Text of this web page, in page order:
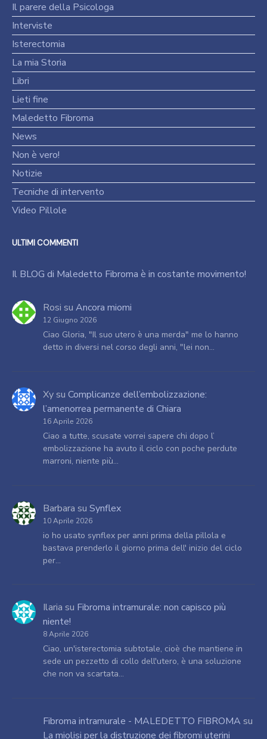
Il parere della Psicologa
Interviste
Isterectomia
La mia Storia
Libri
Lieti fine
Maledetto Fibroma
News
Non è vero!
Notizie
Tecniche di intervento
Video Pillole
ULTIMI COMMENTI
Il BLOG di Maledetto Fibroma è in costante movimento!
Rosi su Ancora miomi
12 Giugno 2026
Ciao Gloria, "Il suo utero è una merda" me lo hanno
detto in diversi nel corso degli anni, "lei non…
Xysu Complicanze dell’embolizzazione:
l’amenorrea permanente di Chiara
16 Aprile 2026
Ciao a tutte, scusate vorrei sapere chi dopo l’
embolizzazione ha avuto il ciclo con poche perdute
marroni, niente più…
Barbara su Synflex
10 Aprile 2026
io ho usato synflex per anni prima della pillola e
bastava prenderlo il giorno prima dell' inizio del ciclo
per…
Ilaria su Fibroma intramurale: non capisco più
niente!
8 Aprile 2026
Ciao, un'isterectomia subtotale, cioè che mantiene in
sede un pezzetto di collo dell'utero, è una soluzione
che non va scartata…
Fibroma intramurale - MALEDETTO FIBROMA su
La miolisi per la distruzione dei fibromi uterini